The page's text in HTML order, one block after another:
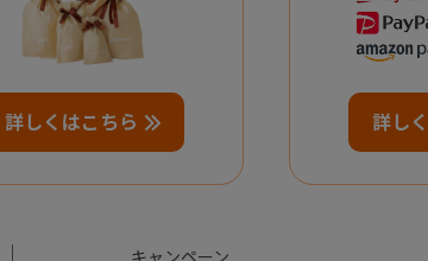
詳しくはこちら 詳し
キャンペーン